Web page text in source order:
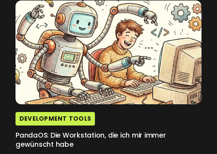
DEVELOPMENT TOOLS
PandaOS: Die Workstation, die ich mir immer
gewünscht habe